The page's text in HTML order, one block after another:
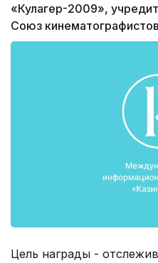
«Кулагер-2009»,
Союз
Цель награды -